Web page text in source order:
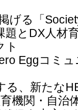
げる「
題とDX人材
ト
Eggコミ
る、新たな
機関・自治